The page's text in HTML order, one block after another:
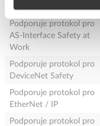
INTERBUS-Safety
Podporuje protokol pro
AS-Interface Safety at
Work
Podporuje protokol pro
DeviceNet Safety
Podporuje protokol pro
EtherNet / IP
Podporuje protokol pro